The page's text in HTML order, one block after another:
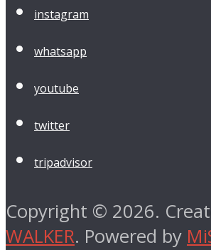
instagram
whatsapp
youtube
twitter
tripadvisor
Copyright © 2026.
WALKER. Powered by